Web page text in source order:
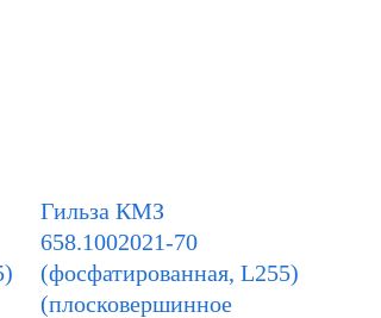
Гильза КМЗ
658.1002021-70
(фосфатированная, L255)
(плосковершинное